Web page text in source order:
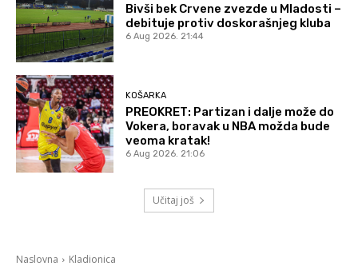
Bivši bek Crvene zvezde u Mladosti –
debituje protiv doskorašnjeg kluba
6 Aug 2026. 21:44
KOŠARKA
PREOKRET: Partizan i dalje može do
Vokera, boravak u NBA možda bude
veoma kratak!
6 Aug 2026. 21:06
Učitaj još